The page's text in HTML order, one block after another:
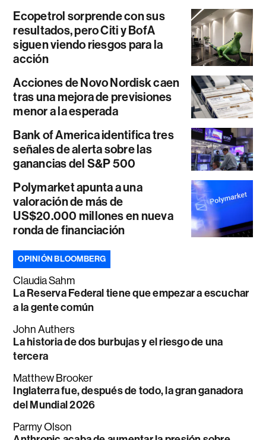
Ecopetrol sorprende con sus
resultados, pero Citi y BofA
siguen viendo riesgos para la
acción
Acciones de Novo Nordisk caen
tras una mejora de previsiones
menor a la esperada
Bank of America identifica tres
señales de alerta sobre las
ganancias del S&P 500
Polymarket apunta a una
valoración de más de
US$20.000 millones en nueva
ronda de financiación
OPINIÓN BLOOMBERG
Claudia Sahm
La Reserva Federal tiene que empezar a escuchar
a la gente común
John Authers
La historia de dos burbujas y el riesgo de una
tercera
Matthew Brooker
Inglaterra fue, después de todo, la gran ganadora
del Mundial 2026
Parmy Olson